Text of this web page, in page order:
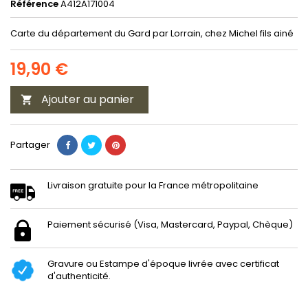
RéférenceA412A171004
Carte du département du Gard par Lorrain, chez Michel fils ainé
19,90 €
 Ajouter au panier
Partager
Livraison gratuite pour la France métropolitaine
Paiement sécurisé (Visa, Mastercard, Paypal, Chèque)
Gravure ou Estampe d'époque livrée avec certificat
d'authenticité.